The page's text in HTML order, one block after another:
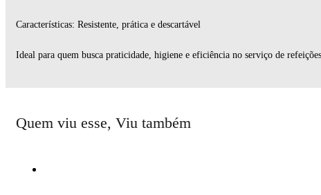
Características: Resistente, prática e descartável
Ideal para quem busca praticidade, higiene e eficiência no serviço de refeições.
Quem viu esse, Viu também